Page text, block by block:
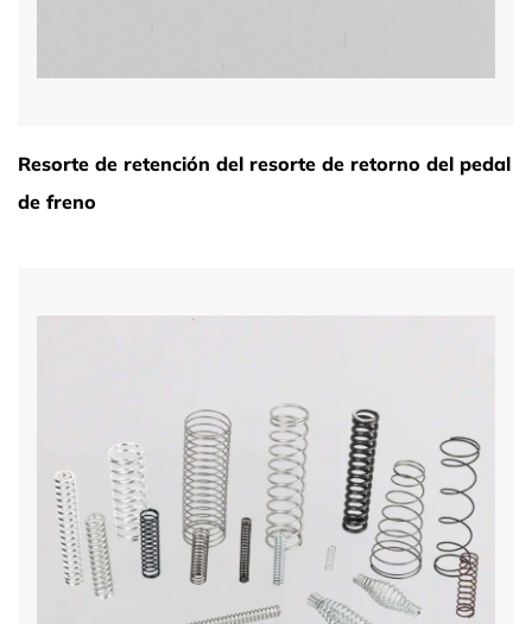
Resorte de retención del resorte de retorno del pedal
de freno